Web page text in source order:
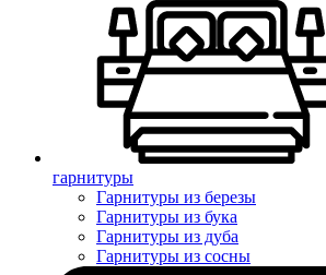
гарнитуры
Гарнитуры из березы
Гарнитуры из бука
Гарнитуры из дуба
Гарнитуры из сосны